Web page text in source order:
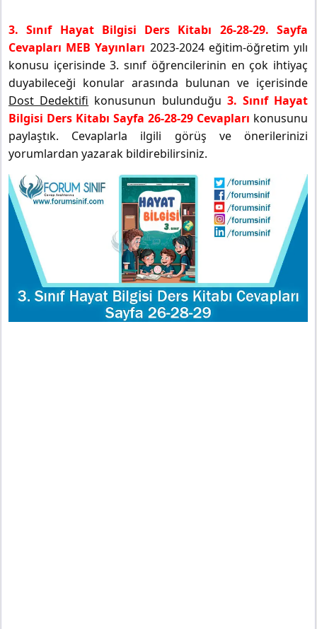
3. Sınıf Hayat Bilgisi Ders Kitabı 26-28-29. Sayfa
Cevapları MEB Yayınları 2023-2024 eğitim-öğretim yılı
konusu içerisinde 3. sınıf öğrencilerinin en çok ihtiyaç
duyabileceği konular arasında bulunan ve içerisinde
Dost Dedektifi konusunun bulunduğu 3. Sınıf Hayat
Bilgisi Ders Kitabı Sayfa 26-28-29 Cevapları konusunu
paylaştık. Cevaplarla ilgili görüş ve önerilerinizi
yorumlardan yazarak bildirebilirsiniz.